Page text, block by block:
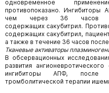
одновременное
противопоказано. Ингибиторы
чем через 36 часов
содержащих сакубитрил.
содержащих сакубитрил,
а также в течение 36 часов
Тканевые активаторы
В обсервационных
развития
ингибиторы АПФ, после
тромболитической терапии